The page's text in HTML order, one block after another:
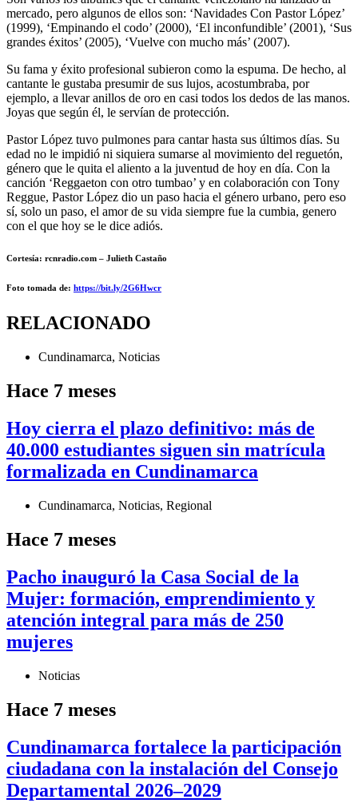
mercado, pero algunos de ellos son: ‘Navidades Con Pastor López’
(1999), ‘Empinando el codo’ (2000), ‘El inconfundible’ (2001), ‘Sus
grandes éxitos’ (2005), ‘Vuelve con mucho más’ (2007).
Su fama y éxito profesional subieron como la espuma. De hecho, al
cantante le gustaba presumir de sus lujos, acostumbraba, por
ejemplo, a llevar anillos de oro en casi todos los dedos de las manos.
Joyas que según él, le servían de protección.
Pastor López tuvo pulmones para cantar hasta sus últimos días. Su
edad no le impidió ni siquiera sumarse al movimiento del reguetón,
género que le quita el aliento a la juventud de hoy en día. Con la
canción ‘Reggaeton con otro tumbao’ y en colaboración con Tony
Reggue, Pastor López dio un paso hacia el género urbano, pero eso
sí, solo un paso, el amor de su vida siempre fue la cumbia, genero
con el que hoy se le dice adiós.
Cortesía: rcnradio.com – Julieth Castaño
Foto tomada de: https://bit.ly/2G6Hwcr
RELACIONADO
Cundinamarca, Noticias
Hace 7 meses
Hoy cierra el plazo definitivo: más de
40.000 estudiantes siguen sin matrícula
formalizada en Cundinamarca
Cundinamarca, Noticias, Regional
Hace 7 meses
Pacho inauguró la Casa Social de la
Mujer: formación, emprendimiento y
atención integral para más de 250
mujeres
Noticias
Hace 7 meses
Cundinamarca fortalece la participación
ciudadana con la instalación del Consejo
Departamental 2026–2029